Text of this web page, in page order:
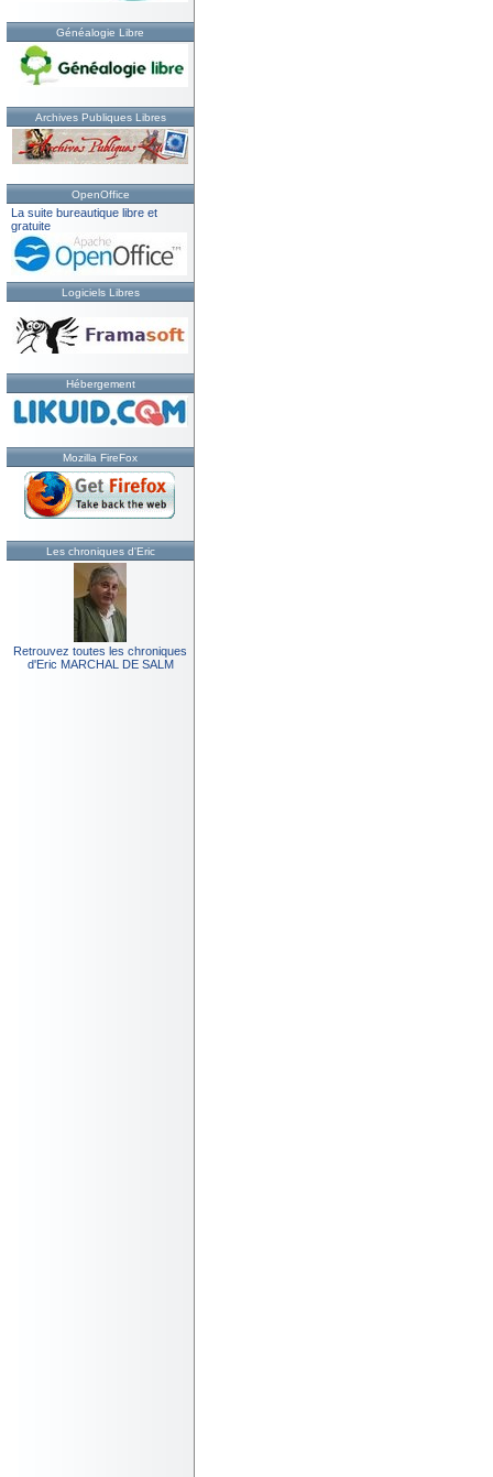
Généalogie Libre
Archives Publiques Libres
OpenOffice
La suite bureautique libre et
gratuite
Logiciels Libres
Hébergement
Mozilla FireFox
Les chroniques d'Eric
Retrouvez toutes les chroniques
d'Eric MARCHAL DE SALM